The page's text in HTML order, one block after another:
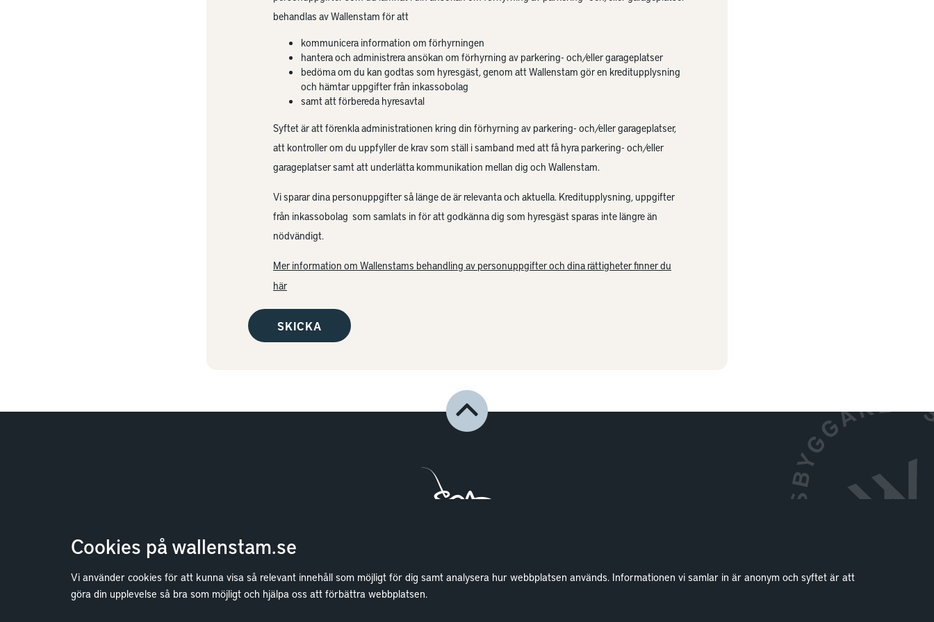
Cookies på wallenstam.se
Vi använder cookies för att kunna visa så relevant innehåll som möjligt för dig samt analysera hur webbplatsen används. Informationen vi samlar in är anonym och syftet är att
göra din upplevelse så bra som möjligt och hjälpa oss att förbättra webbplatsen.
behandlas av Wallenstam för att
kommunicera information om förhyrningen
hantera och administrera ansökan om förhyrning av parkering- och/eller garageplatser
bedöma om du kan godtas som hyresgäst, genom att Wallenstam gör en kreditupplysning
och hämtar uppgifter från inkassobolag
samt att förbereda hyresavtal
Syftet är att förenkla administrationen kring din förhyrning av parkering- och/eller garageplatser,
att kontroller om du uppfyller de krav som ställ i samband med att få hyra parkering- och/eller
garageplatser samt att underlätta kommunikation mellan dig och Wallenstam.
Vi sparar dina personuppgifter så länge de är relevanta och aktuella. Kreditupplysning, uppgifter
från inkassobolag som samlats in för att godkänna dig som hyresgäst sparas inte längre än
nödvändigt.
Mer information om Wallenstams behandling av personuppgifter och dina rättigheter finner du
här
Bostäder Lokaler